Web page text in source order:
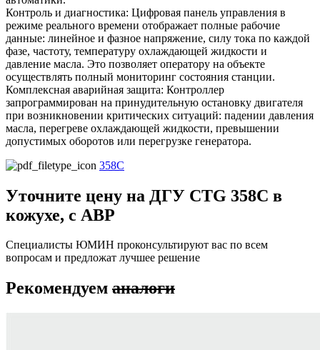
Контроль и диагностика: Цифровая панель управления в
режиме реального времени отображает полные рабочие
данные: линейное и фазное напряжение, силу тока по каждой
фазе, частоту, температуру охлаждающей жидкости и
давление масла. Это позволяет оператору на объекте
осуществлять полный мониторинг состояния станции.
Комплексная аварийная защита: Контроллер
запрограммирован на принудительную остановку двигателя
при возникновении критических ситуаций: падении давления
масла, перегреве охлаждающей жидкости, превышении
допустимых оборотов или перегрузке генератора.
358C
Уточните цену на ДГУ CTG 358C в
кожухе, с АВР
Специалисты ЮМИН проконсультируют вас по всем
вопросам и предложат лучшее решение
Рекомендуем аналоги